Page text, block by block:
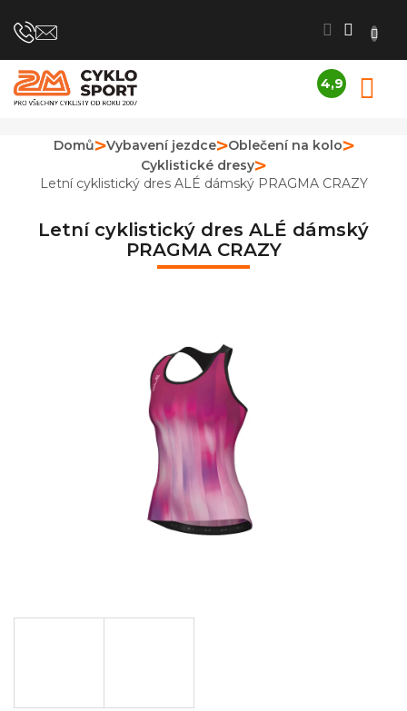
na
4,9
obchodu
je
z
Domů Vybavení jezdce
Oblečení na kolo
Cyklistické dresy
Letní cyklistický dres ALÉ dámský PRAGMA CRAZY
Letní cyklistický dres ALÉ dámský
PRAGMA CRAZY